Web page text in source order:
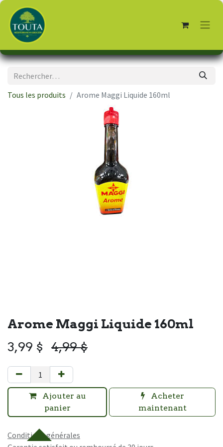
Tous les produits Arome Maggi Liquide 160ml
Arome Maggi Liquide 160ml
3,99 $ 4,99$
Ajouter au
panier
Acheter
maintenant
Conditions générales